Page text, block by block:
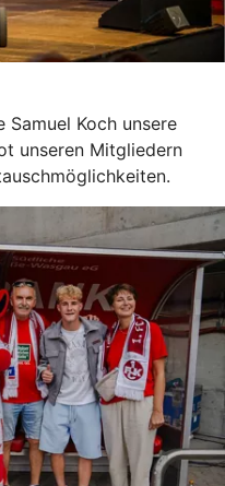
Koch unsere
unseren Mitgliedern